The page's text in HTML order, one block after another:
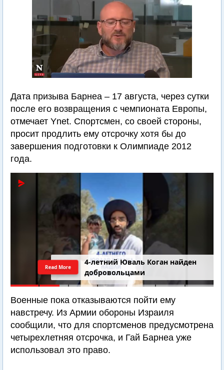
Дата призыва Барнеа – 17 августа, через сутки
после его возвращения с чемпионата Европы,
отмечает Ynet. Спортсмен, со своей стороны,
просит продлить ему отсрочку хотя бы до
завершения подготовки к Олимпиаде 2012
года.
4-летний Юваль Коган найден
добровольцами
Read More
Военные пока отказываются пойти ему
навстречу. Из Армии обороны Израиля
сообщили, что для спортсменов предусмотрена
четырехлетняя отсрочка, и Гай Барнеа уже
использовал это право.